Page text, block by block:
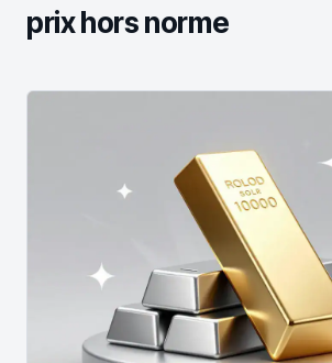
prix hors norme